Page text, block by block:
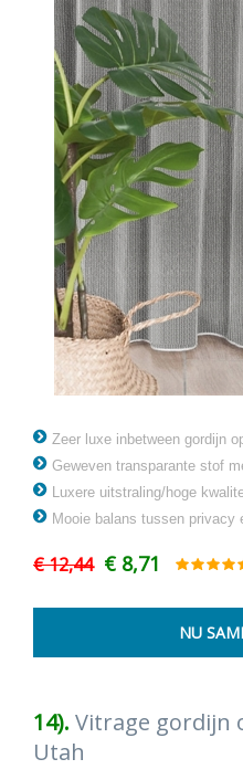
Zeer luxe inbetween gordijn
Geweven transparante stof
Luxere uitstraling/hoge
Mooie balans tussen privacy
€ 12,44 € 8,71
14). Vitrage gordijn
Utah